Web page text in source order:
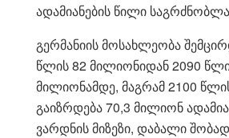
ადამიანების წილი
გერმანიის მოსახლეობა
წლის 82 მილიონიდან 2090
მილიონამდე, მაგრამ 2100
გაიზრდება 70,3 მილიონ
ვარდნის მიზეზი, დაბალი